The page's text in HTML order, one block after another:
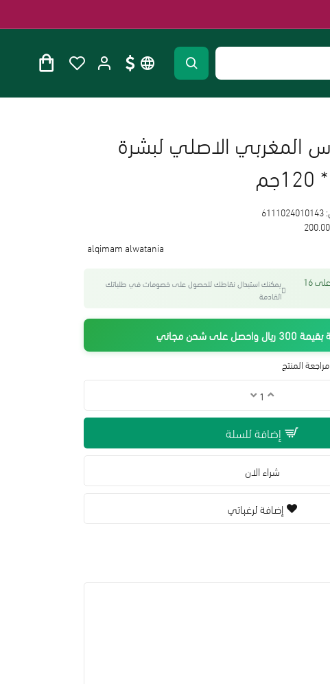
المغربي الاصلي لبشرة
مراجعة المنتج
6111024010143
alqimam alwatania
اشتري هذا المنتج واحصل على 16
يمكنك استبدال نقاطك للحصول على خصومات في طلباتك
القادمة
شحن مجاني
إضافة للسلة
شراء الان
إضافة لرغباتي